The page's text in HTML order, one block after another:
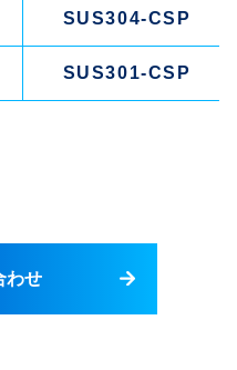
SUS304-CSP
SUS301-CSP
わせ